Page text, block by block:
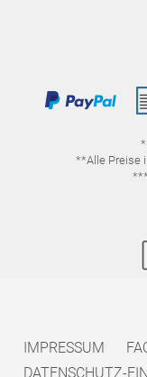
**Alle Preise
IMPRESSUM
DATENSCHUTZ-